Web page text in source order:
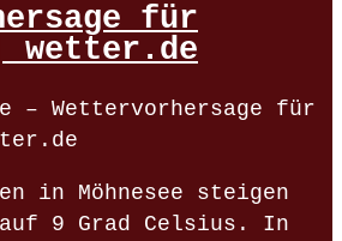
für
| wetter.de
– Wettervorhersage für
in Möhnesee steigen
auf 9 Grad Celsius. In